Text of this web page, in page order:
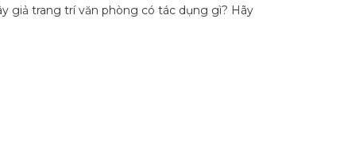
giả trang trí văn phòng có tác dụng gì? Hãy